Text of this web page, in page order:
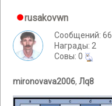
rusakovwn
Сообщений: 66
Награды: 2
Cовы: 0
mironovava2006, Лq8